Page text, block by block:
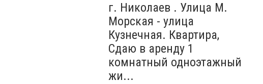
г. Николаев . Улица М.
Морская - улица
Кузнечная. Квартира,
Сдаю в аренду 1
комнатный одноэтажный
жи...